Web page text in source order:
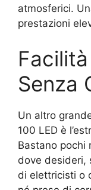
atmosferici.
prestazioni
Senza
Un altro
100 LED è
Bastano pochi
dove desideri,
di elettricisti o